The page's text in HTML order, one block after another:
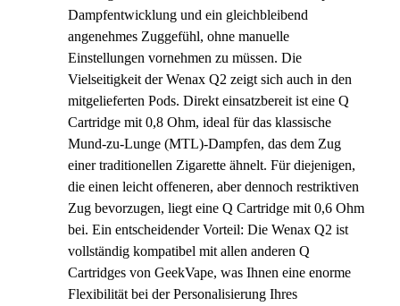
Dampfentwicklung und ein gleichbleibend
angenehmes Zuggefühl, ohne manuelle
Einstellungen vornehmen zu müssen. Die
Vielseitigkeit der Wenax Q2 zeigt sich auch in den
mitgelieferten Pods. Direkt einsatzbereit ist eine Q
Cartridge mit 0,8 Ohm, ideal für das klassische
Mund-zu-Lunge (MTL)-Dampfen, das dem Zug
einer traditionellen Zigarette ähnelt. Für diejenigen,
die einen leicht offeneren, aber dennoch restriktiven
Zug bevorzugen, liegt eine Q Cartridge mit 0,6 Ohm
bei. Ein entscheidender Vorteil: Die Wenax Q2 ist
vollständig kompatibel mit allen anderen Q
Cartridges von GeekVape, was Ihnen eine enorme
Flexibilität bei der Personalisierung Ihres